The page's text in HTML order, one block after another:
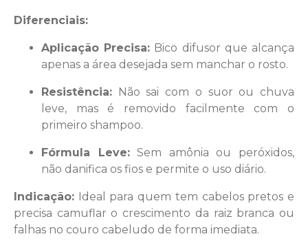
Diferenciais:
Aplicação Precisa: Bico difusor que alcança
apenas a área desejada sem manchar o rosto.
Resistência: Não sai com o suor ou chuva
leve, mas é removido facilmente com o
primeiro shampoo.
Fórmula Leve:Sem amônia ou peróxidos,
não danifica os fios e permite o uso diário.
Indicação: Ideal para quem tem cabelos pretos e
precisa camuflar o crescimento da raiz branca ou
falhas no couro cabeludo de forma imediata.